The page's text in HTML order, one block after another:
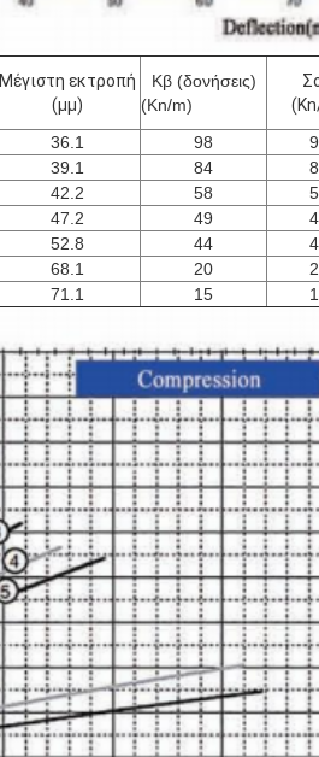
Μέγιστη εκτροπή
(μμ)
Κβ (δονήσεις)
(Kn/m)
36.1 98
39.1 84
42.2 58
47.2 49
52.8 44
68.1 20
71.1 15